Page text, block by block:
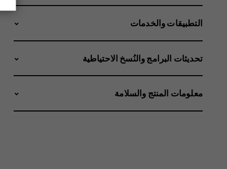
التطبيقات والخدمات
تحديثات البرامج والنُسخ الاحتياطية
معلومات المنتج والسلامة